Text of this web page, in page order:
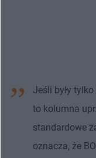
Jeśli były
to kolumna
standardowe
oznacza, że